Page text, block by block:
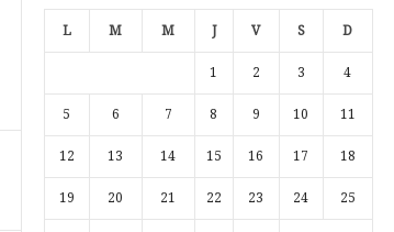
L M M J V S D
1 2 3 4
5 6 7 8 9 10 11
12 13 14 15 16 17 18
19 20 21 22 23 24 25